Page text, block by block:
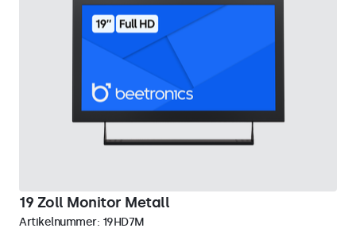
19 Zoll Monitor Metall
Artikelnummer: 19HD7M